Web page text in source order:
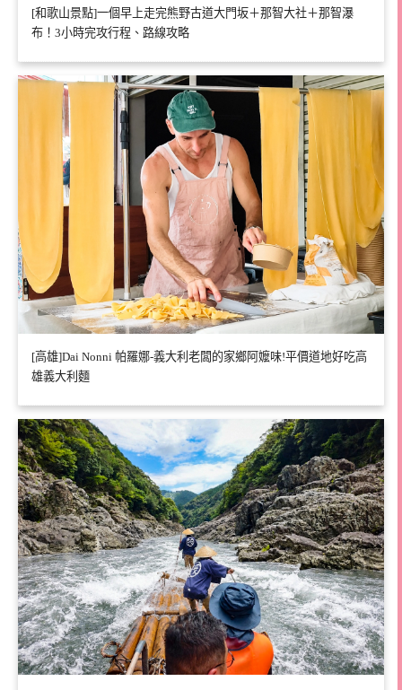
[和歌山景點]一個早上走完熊野古道大門坂＋那智大社＋那智瀑
布！3小時完攻行程、路線攻略
[高雄]Dai Nonni 帕羅娜-義大利老闆的家鄉阿嬤味!平價道地好吃高
雄義大利麵